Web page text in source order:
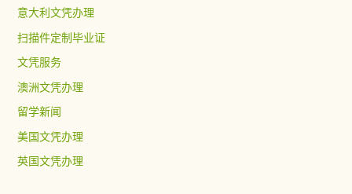
意大利文凭办理
扫描件定制毕业证
文凭服务
澳洲文凭办理
留学新闻
美国文凭办理
英国文凭办理